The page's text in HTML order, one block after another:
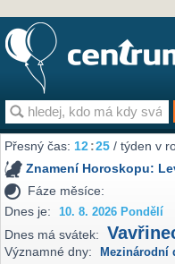
Přesný čas:12:25 / týden v
Znamení Horoskopu:
Fáze měsíce:
Dnes je:
10. 8. 2026 Pondělí
Dnes má svátek:
Významné dny: Mezinárodní